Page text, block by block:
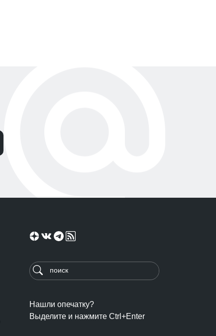
Нашли опечатку?
Выделите и нажмите Ctrl+Enter